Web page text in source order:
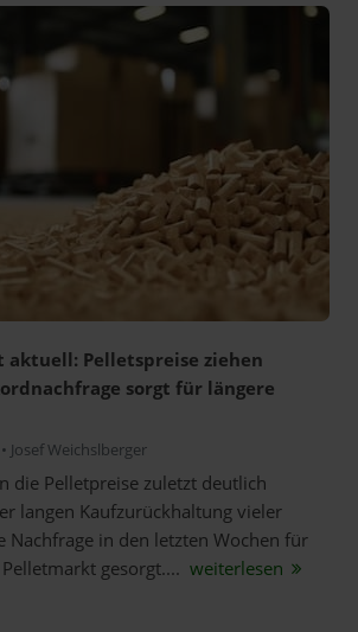
aktuell: Pelletspreise ziehen
sorgt für längere
Josef Weichslberger
die Pelletpreise zuletzt deutlich
langen Kaufzurückhaltung vieler
Nachfrage in den letzten Wochen für
gesorgt.... weiterlesen